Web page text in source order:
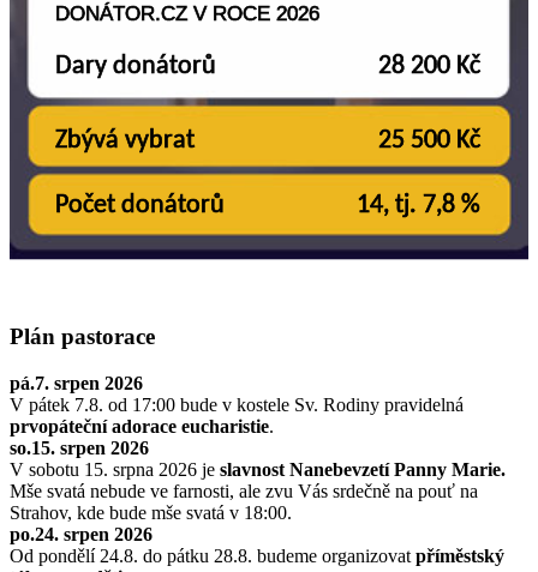
Plán pastorace
pá.7. srpen 2026
V pátek 7.8. od 17:00 bude v kostele Sv. Rodiny pravidelná
prvopáteční adorace eucharistie.
so.15. srpen 2026
V sobotu 15. srpna 2026 je slavnost Nanebevzetí Panny Marie.
Mše svatá nebude ve farnosti, ale zvu Vás srdečně na pouť na
Strahov, kde bude mše svatá v 18:00.
po.24. srpen 2026
Od pondělí 24.8. do pátku 28.8. budeme organizovat příměstský